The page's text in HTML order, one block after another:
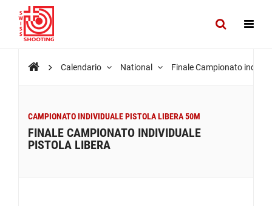
Calendario National Finale Campionato
CAMPIONATO INDIVIDUALE PISTOLA LIBERA 50M
FINALE CAMPIONATO INDIVIDUALE
PISTOLA LIBERA